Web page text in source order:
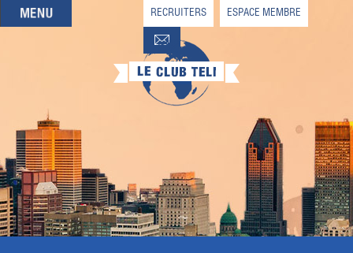
QUI SOMMES-NOUS
QUE CHERCHEZ-VOUS ?
NOS OFFRES PARTENAIRES
DEVENIR MEMBRE
RECRUITERS ESPACE MEMBRE